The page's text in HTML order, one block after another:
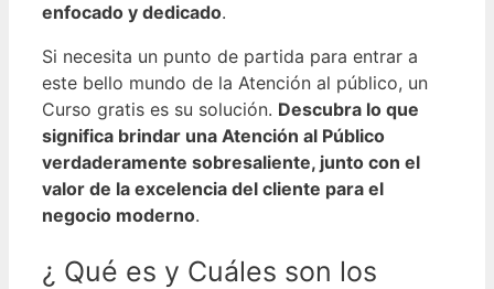
enfocado y dedicado.
Si necesita un punto de partida para entrar a
este bello mundo de la Atención al público, un
Curso gratis es su solución. Descubra lo que
significa brindar una Atención al Público
verdaderamente sobresaliente, junto con el
valor de la excelencia del cliente para el
negocio moderno.
¿ Qué es y Cuáles son los